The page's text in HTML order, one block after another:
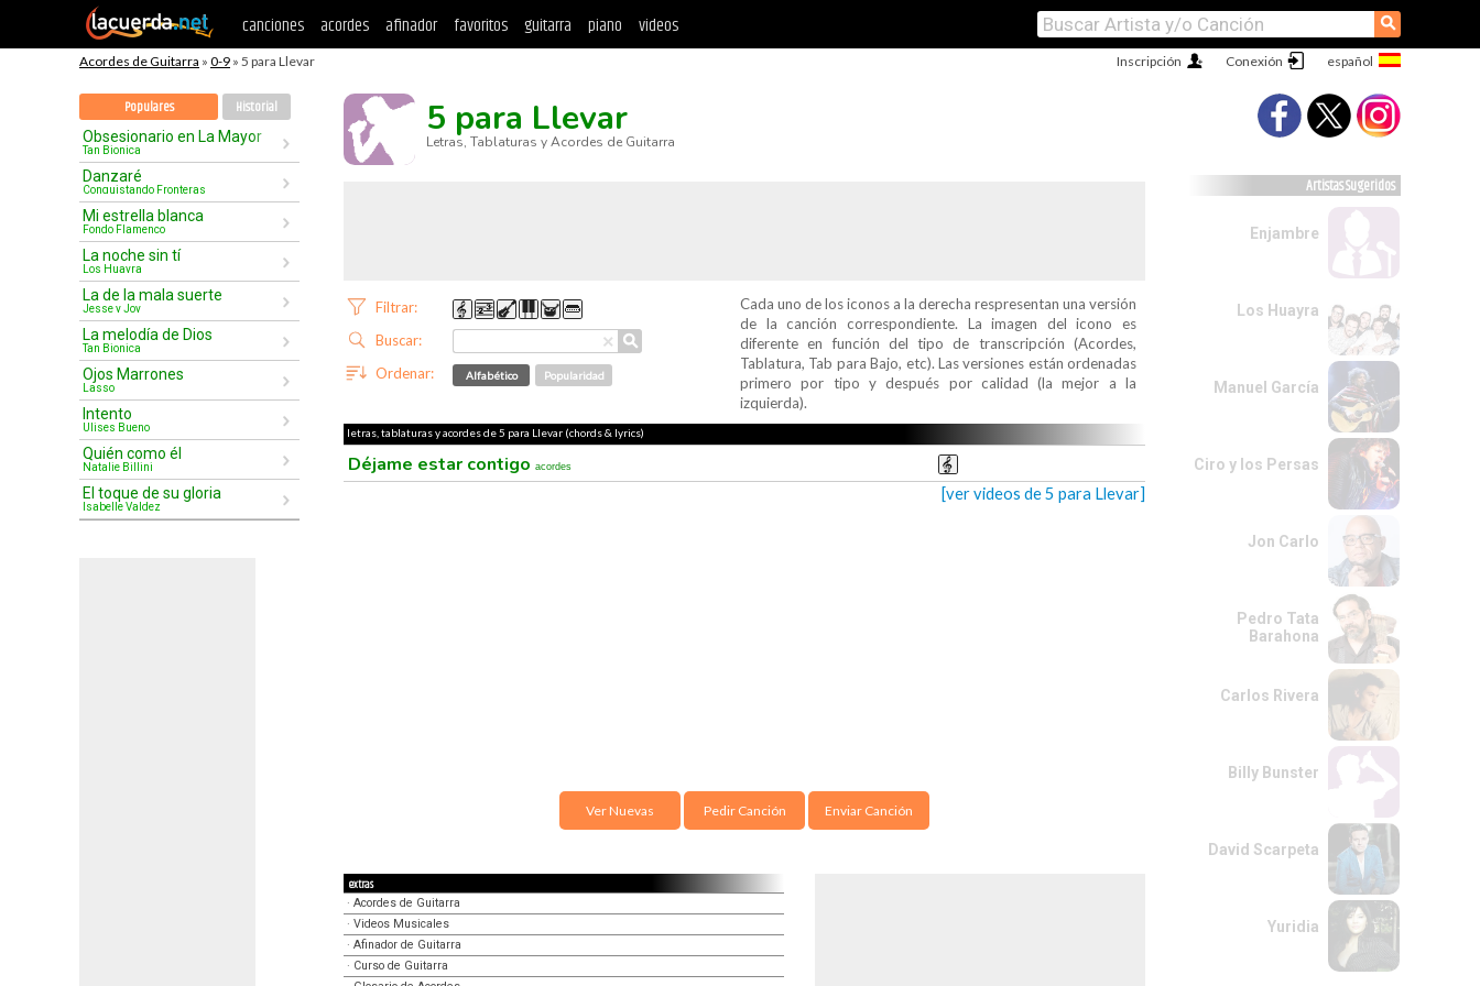
canciones acordes afinador favoritos guitarra piano videos ⚲
Acordes de Guitarra » 0-9 » 5 para Llevar Conexión
Inscripción
Populares Historial
Obsesionario en La Mayor
Tan Bionica
Danzaré
Conquistando Fronteras
Mi estrella blanca
Fondo Flamenco
La noche sin tí
Los Huayra
La de la mala suerte
Jesse y Joy
La melodía de Dios
Tan Bionica
Ojos Marrones
Lasso
Intento
Ulises Bueno
Quién como él
Natalie Billini
El toque de su gloria
Isabelle Valdez
5 para Llevar
Letras, Tablaturas y Acordes de Guitarra
Filtrar:
×
Buscar: ⚲
Ordenar: Alfabético Popularidad
Cada uno de los iconos a la derecha respresentan una versión
de la canción correspondiente. La imagen del icono es
diferente en función del tipo de transcripción (Acordes,
Tablatura, Tab para Bajo, etc). Las versiones están ordenadas
primero por tipo y después por calidad (la mejor a la
izquierda).
letras, tablaturas y acordes de 5 para Llevar (chords & lyrics)
Déjame estar contigo acordes
[ver videos de 5 para Llevar]
Ver Nuevas Pedir Canción Enviar Canción
extras
· Acordes de Guitarra
· Videos Musicales
· Afinador de Guitarra
· Curso de Guitarra
Artistas Sugeridos
Enjambre
Los Huayra
Manuel García
Ciro y los Persas
Jon Carlo
Pedro Tata
Barahona
Carlos Rivera
Billy Bunster
David Scarpeta
Yuridia